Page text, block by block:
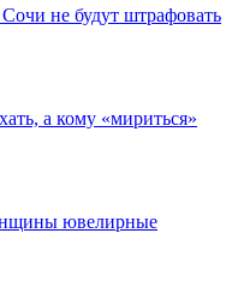
не будут штрафовать
а кому «мириться»
ювелирные